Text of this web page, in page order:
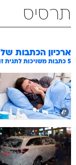
תרסיס
ארכיון הכתבות של
5 כתבות משויכות לתגית זו